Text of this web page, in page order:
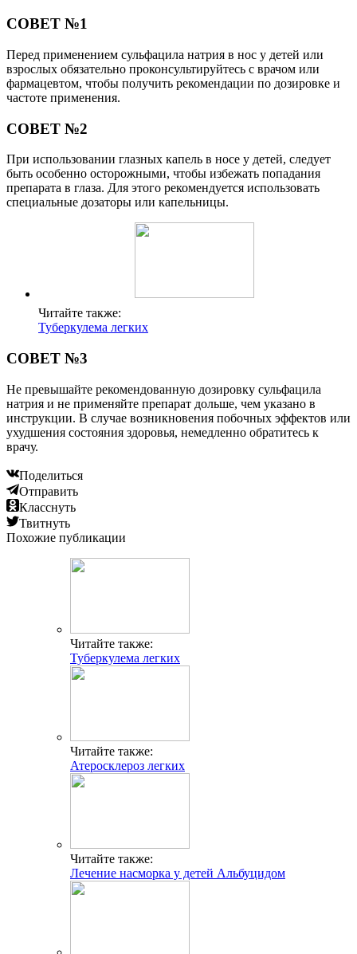
СОВЕТ №1
Перед применением сульфацила натрия в нос у детей или
взрослых обязательно проконсультируйтесь с врачом или
фармацевтом, чтобы получить рекомендации по дозировке и
частоте применения.
СОВЕТ №2
При использовании глазных капель в носе у детей, следует
быть особенно осторожными, чтобы избежать попадания
препарата в глаза. Для этого рекомендуется использовать
специальные дозаторы или капельницы.
Читайте также:
Туберкулема легких
СОВЕТ №3
Не превышайте рекомендованную дозировку сульфацила
натрия и не применяйте препарат дольше, чем указано в
инструкции. В случае возникновения побочных эффектов или
ухудшения состояния здоровья, немедленно обратитесь к
врачу.
Поделиться
Отправить
Класснуть
Твитнуть
Похожие публикации
Читайте также:
Туберкулема легких
Читайте также:
Атеросклероз легких
Читайте также:
Лечение насморка у детей Альбуцидом